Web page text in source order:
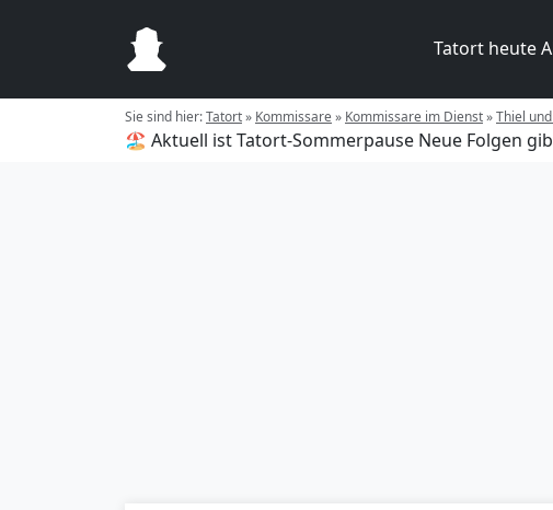
Tatort heute
Sie sind hier:Tatort» Kommissare» Kommissare im Dienst»Thiel
🏖️ Aktuell ist Tatort-Sommerpause Neue Folgen